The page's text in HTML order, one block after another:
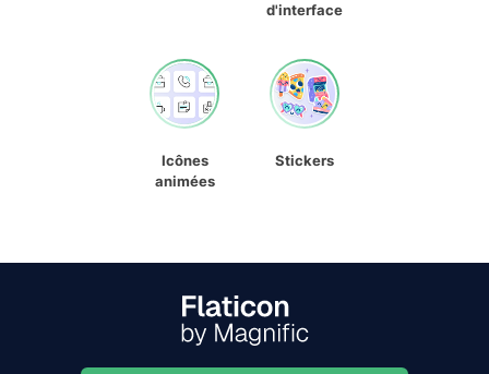
d'interface
Icônes
animées
Stickers